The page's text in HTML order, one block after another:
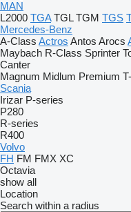
MAN
L2000 TGA TGL TGM TGS
Mercedes-Benz
A-Class Actros Antos Arocs
Maybach R-Class Sprinter
Canter
Magnum Midlum Premium
Scania
Irizar P-series
P280
R-series
R400
Volvo
FH FM FMX XC
Octavia
show all
Location
Search within a radius